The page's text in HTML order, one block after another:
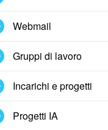
Webmail
Gruppi di lavoro
Incarichi e progetti
Progetti IA